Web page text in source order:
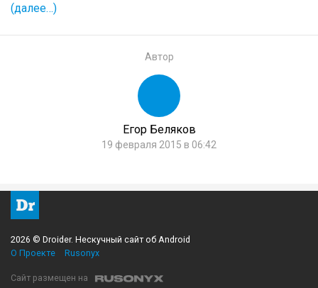
(далее…)
Автор
Егор Беляков
19 февраля 2015 в 06:42
2026 © Droider. Нескучный сайт об Android
О Проекте
Rusonyx
Сайт размещен на